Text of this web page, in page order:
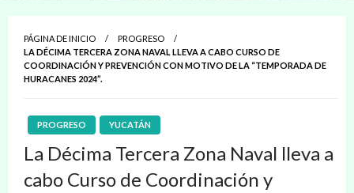
PÁGINA DE INICIO
PROGRESO
LA DÉCIMA TERCERA ZONA NAVAL LLEVA A CABO CURSO DE
COORDINACIÓN Y PREVENCIÓN CON MOTIVO DE LA “TEMPORADA DE
HURACANES 2024”.
PROGRESO YUCATÁN
La Décima Tercera Zona Naval lleva a
cabo Curso de Coordinación y